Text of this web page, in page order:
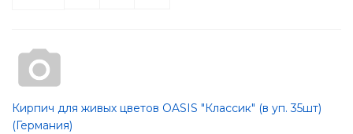
Кирпич для живых цветов OASIS "Классик" (в уп. 35шт)
(Германия)